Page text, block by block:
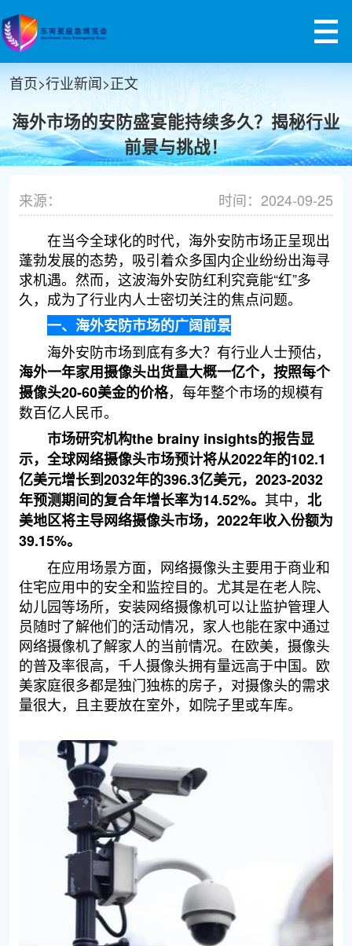
首页>行业新闻>正文
海外市场的安防盛宴能持续多久？揭秘行业
前景与挑战！
来源：
时间：2024-09-25
在当今全球化的时代，海外安防市场正呈现出
蓬勃发展的态势，吸引着众多国内企业纷纷出海寻
求机遇。然而，这波海外安防红利究竟能“红”多
久，成为了行业内人士密切关注的焦点问题。
一、海外安防市场的广阔前景
海外安防市场到底有多大？有行业人士预估，
海外一年家用摄像头出货量大概一亿个，按照每个
摄像头20-60美金的价格，每年整个市场的规模有
数百亿人民币。
市场研究机构the brainy insights的报告显
示，全球网络摄像头市场预计将从2022年的102.1
亿美元增长到2032年的396.3亿美元，2023-2032
年预测期间的复合年增长率为14.52%。 其中， 北
美地区将主导网络摄像头市场，2022年收入份额为
39.15%。
在应用场景方面，网络摄像头主要用于商业和
住宅应用中的安全和监控目的。尤其是在老人院、
幼儿园等场所，安装网络摄像机可以让监护管理人
员随时了解他们的活动情况，家人也能在家中通过
网络摄像机了解家人的当前情况。在欧美，摄像头
的普及率很高，千人摄像头拥有量远高于中国。欧
美家庭很多都是独门独栋的房子，对摄像头的需求
量很大，且主要放在室外，如院子里或车库。